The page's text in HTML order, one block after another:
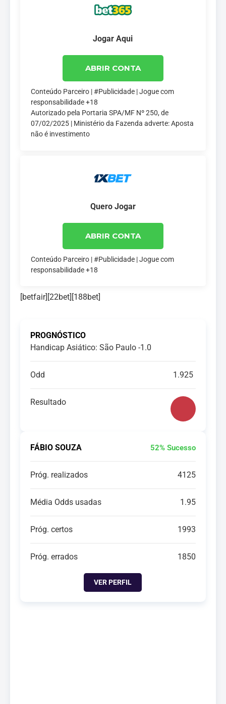
Jogar Aqui
ABRIR CONTA
Conteúdo Parceiro | #Publicidade | Jogue com
responsabilidade +18
Autorizado pela Portaria SPA/MF Nº 250, de
07/02/2025 | Ministério da Fazenda adverte: Aposta
não é investimento
Quero Jogar
ABRIR CONTA
Conteúdo Parceiro | #Publicidade | Jogue com
responsabilidade +18
[betfair][22bet][188bet]
PROGNÓSTICO
Handicap Asiático: São Paulo -1.0
Odd 1.925
Resultado
FÁBIO SOUZA 52% Sucesso
Próg. realizados 4125
Média Odds usadas 1.95
Próg. certos 1993
Próg. errados 1850
VER PERFIL